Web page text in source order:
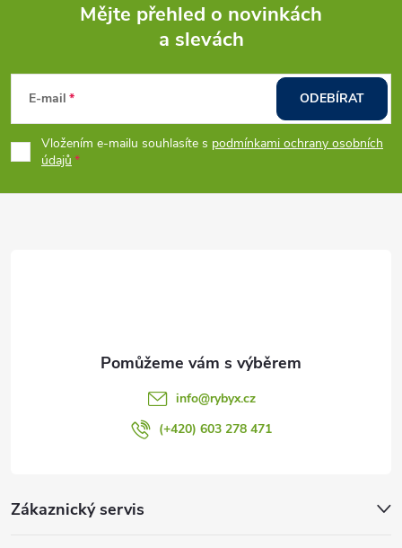
p
a
Mějte přehled o novinkách
a slevách
E-mail
Vložením e-mailu souhlasíte s podmínkami ochrany osobních
údajů
ODEBÍRAT
Zákaznický servis
info@rybyx.cz
(+420) 603 278 471